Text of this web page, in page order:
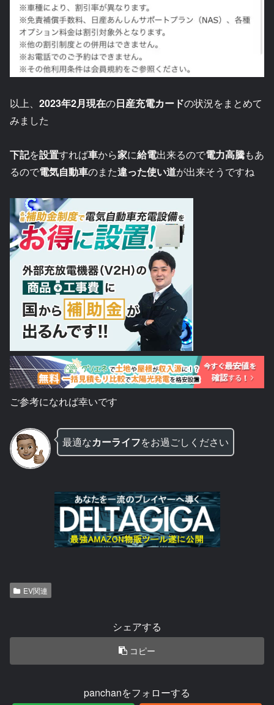
以上、 2023年2月現在の日産充電カードの状況をまとめて
みました
下記を設置すれば車から家に給電出来るので電力高騰もあ
るので電気自動車のまた違った使い道が出来そうですね
ご参考になれば幸いです
最適なカーライフをお過ごしください
EV関連
シェアする
コピー
panchanをフォローする